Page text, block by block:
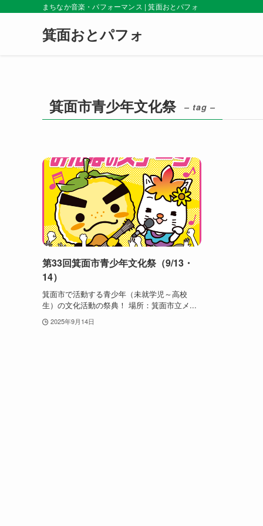
まちなか音楽・パフォーマンス | 箕面おとパフォ
箕面おとパフォ
箕面市青少年文化祭 – tag –
第33回箕面市青少年文化祭（9/13・
14）
箕面市で活動する青少年（未就学児～高校
生）の文化活動の祭典！ 場所：箕面市立メ...
2025年9月14日